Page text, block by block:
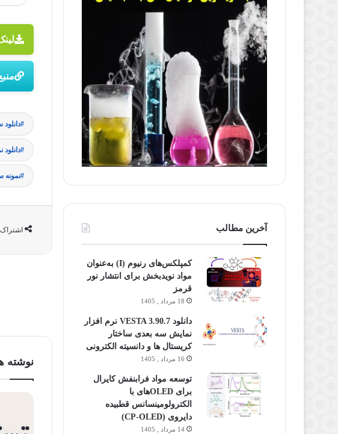
نوشته
آخرین مطالب
کمپلکس‌های رنیوم (I) به‌عنوان
مواد نویدبخش برای انتشار نور
قرمز
18 مرداد , 1405
دانلود VESTA 3.90.7 نرم افزار
نمایش سه بعدی ساختار
کریستال ها و دانسیته الکترونی
16 مرداد , 1405
توسعه مواد فرابنفش کایرال
برای OLEDهای با
الکترولومینسانس قطبیده
دایروی (CP-OLED)
14 مرداد , 1405